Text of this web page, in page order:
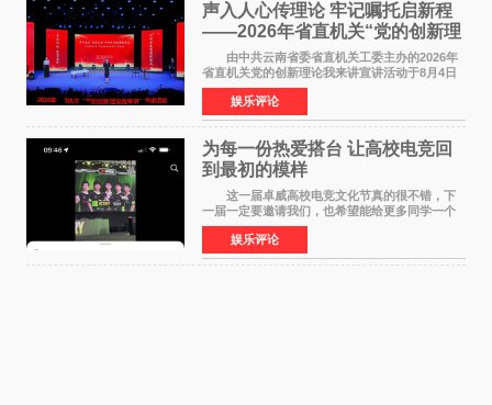
声入人心传理论 牢记嘱托启新程
——2026年省直机关“党的创新理
论我来讲”宣讲活动圆满落幕
由中共云南省委省直机关工委主办的2026年
省直机关党的创新理论我来讲宣讲活动于8月4日
至5日在昆明举办。活动以 "牢记嘱托 感恩奋进
开创云南发展新局面 "为主题，坚持以新时代中国
特色社会主义
娱乐评论
为每一份热爱搭台 让高校电竞回
到最初的模样
这一届卓威高校电竞文化节真的很不错，下
一届一定要邀请我们，也希望能给更多同学一个
来到现场的机会。 2026卓威高校电竞文化节
已经落下帷幕，在活动结束后，仍有不少高校电
竞社负责人和现
娱乐评论